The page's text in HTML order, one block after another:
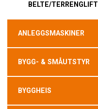
BELTE/TERRENGLIFT
ANLEGGSMASKINER
BYGG- & SMÅUTSTYR
BYGGHEIS